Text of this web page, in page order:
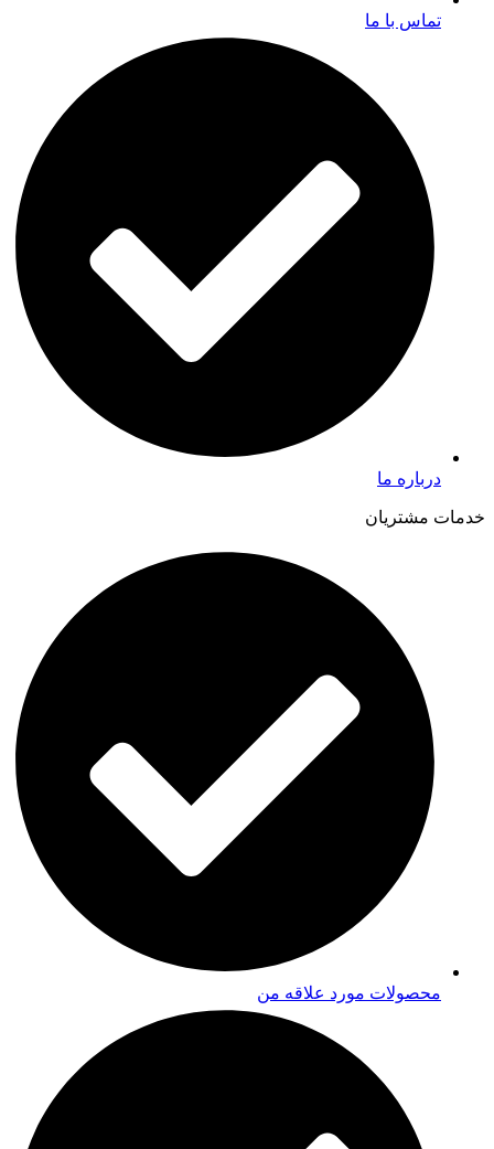
تماس با ما
درباره ما
خدمات مشتریان
محصولات مورد علاقه من